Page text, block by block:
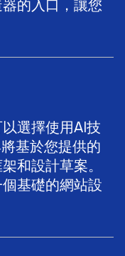
的入口，讓您
選擇使用AI技
基於您提供的
和設計草案。
基礎的網站設